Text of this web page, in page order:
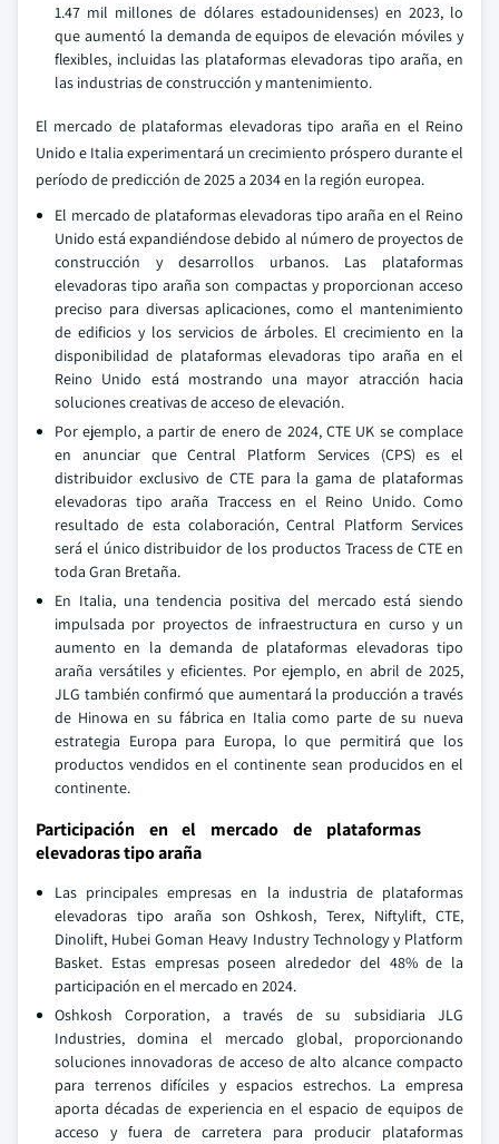
1.47 mil millones de dólares estadounidenses) en 2023, lo
que aumentó la demanda de equipos de elevación móviles y
flexibles, incluidas las plataformas elevadoras tipo araña, en
las industrias de construcción y mantenimiento.
El mercado de plataformas elevadoras tipo araña en el Reino
Unido e Italia experimentará un crecimiento próspero durante el
período de predicción de 2025 a 2034 en la región europea.
El mercado de plataformas elevadoras tipo araña en el Reino
Unido está expandiéndose debido al número de proyectos de
construcción y desarrollos urbanos. Las plataformas
elevadoras tipo araña son compactas y proporcionan acceso
preciso para diversas aplicaciones, como el mantenimiento
de edificios y los servicios de árboles. El crecimiento en la
disponibilidad de plataformas elevadoras tipo araña en el
Reino Unido está mostrando una mayor atracción hacia
soluciones creativas de acceso de elevación.
Por ejemplo, a partir de enero de 2024, CTE UK se complace
en anunciar que Central Platform Services (CPS) es el
distribuidor exclusivo de CTE para la gama de plataformas
elevadoras tipo araña Traccess en el Reino Unido. Como
resultado de esta colaboración, Central Platform Services
será el único distribuidor de los productos Tracess de CTE en
toda Gran Bretaña.
En Italia, una tendencia positiva del mercado está siendo
impulsada por proyectos de infraestructura en curso y un
aumento en la demanda de plataformas elevadoras tipo
araña versátiles y eficientes. Por ejemplo, en abril de 2025,
JLG también confirmó que aumentará la producción a través
de Hinowa en su fábrica en Italia como parte de su nueva
estrategia Europa para Europa, lo que permitirá que los
productos vendidos en el continente sean producidos en el
continente.
Participación en el mercado de plataformas
elevadoras tipo araña
Las principales empresas en la industria de plataformas
elevadoras tipo araña son Oshkosh, Terex, Niftylift, CTE,
Dinolift, Hubei Goman Heavy Industry Technology y Platform
Basket. Estas empresas poseen alrededor del 48% de la
participación en el mercado en 2024.
Oshkosh Corporation, a través de su subsidiaria JLG
Industries, domina el mercado global, proporcionando
soluciones innovadoras de acceso de alto alcance compacto
para terrenos difíciles y espacios estrechos. La empresa
aporta décadas de experiencia en el espacio de equipos de
acceso y fuera de carretera para producir plataformas